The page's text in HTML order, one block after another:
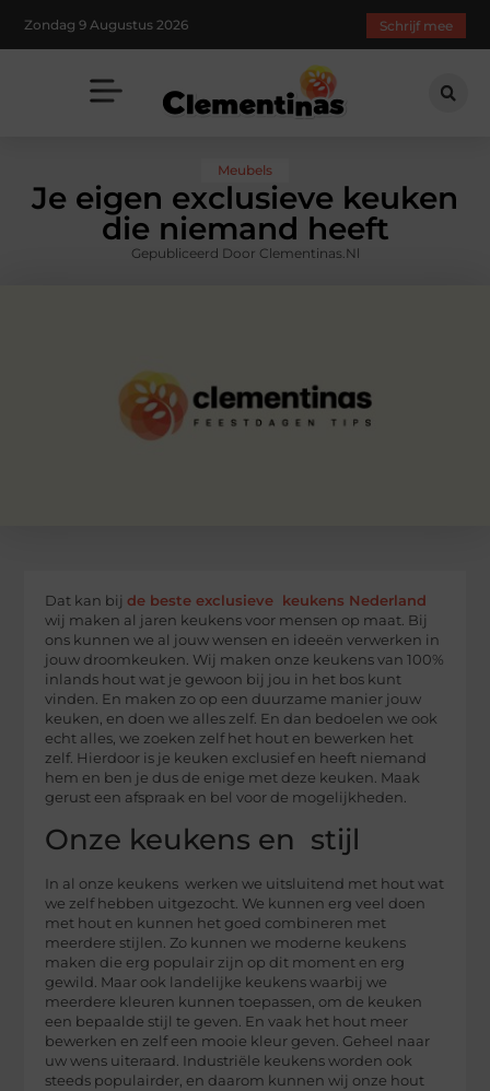
Zondag 9 Augustus 2026 Schrijf mee
Meubels
Je eigen exclusieve keuken
die niemand heeft
Gepubliceerd Door Clementinas.nl
Dat kan bijde beste exclusieve keukens Nederland
wij maken al jaren keukens voor mensen op maat. Bij
ons kunnen we al jouw wensen en ideeën verwerken in
jouw droomkeuken. Wij maken onze keukens van 100%
inlands hout wat je gewoon bij jou in het bos kunt
vinden. En maken zo op een duurzame manier jouw
keuken, en doen we alles zelf. En dan bedoelen we ook
echt alles, we zoeken zelf het hout en bewerken het
zelf. Hierdoor is je keuken exclusief en heeft niemand
hem en ben je dus de enige met deze keuken. Maak
gerust een afspraak en bel voor de mogelijkheden.
Onze keukens en stijl
In al onze keukens werken we uitsluitend met hout wat
we zelf hebben uitgezocht. We kunnen erg veel doen
met hout en kunnen het goed combineren met
meerdere stijlen. Zo kunnen we moderne keukens
maken die erg populair zijn op dit moment en erg
gewild. Maar ook landelijke keukens waarbij we
meerdere kleuren kunnen toepassen, om de keuken
een bepaalde stijl te geven. En vaak het hout meer
bewerken en zelf een mooie kleur geven. Geheel naar
uw wens uiteraard. Industriële keukens worden ook
steeds populairder, en daarom kunnen wij onze hout